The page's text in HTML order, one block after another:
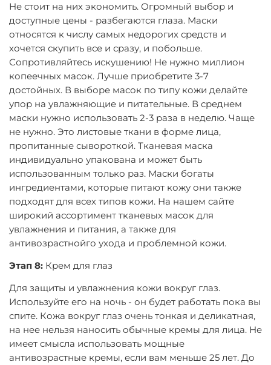
Не стоит на них экономить. Огромный выбор и
доступные цены - разбегаются глаза. Маски
относятся к числу самых недорогих средств и
хочется скупить все и сразу, и побольше.
Сопротивляйтесь искушению! Не нужно миллион
копеечных масок. Лучше приобретите 3-7
достойных. В выборе масок по типу кожи делайте
упор на увлажняющие и питательные. В среднем
маски нужно использовать 2-3 раза в неделю. Чаще
не нужно. Это листовые ткани в форме лица,
пропитанные сывороткой. Тканевая маска
индивидуально упакована и может быть
использованным только раз. Маски богаты
ингредиентами, которые питают кожу они также
подходят для всех типов кожи. На нашем сайте
широкий ассортимент тканевых масок для
увлажнения и питания, а также для
антивозрастнойго ухода и проблемной кожи.
Этап 8: Крем для глаз
Для защиты и увлажнения кожи вокруг глаз.
Используйте его на ночь - он будет работать пока вы
спите. Кожа вокруг глаз очень тонкая и деликатная,
на нее нельзя наносить обычные кремы для лица. Не
имеет смысла использовать мощные
антивозрастные кремы, если вам меньше 25 лет. До